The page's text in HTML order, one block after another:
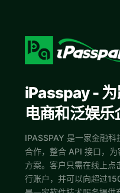
iPasspay -
电商和泛娱
IPASSPAY 是一家金融
合作，整合 API 接口，
方案。客户只需在线上
行账户，并可以向超过